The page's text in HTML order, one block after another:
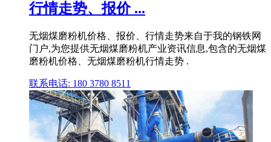
行情走势、报价 ...
无烟煤磨粉机价格、报价、行情走势来自于我的钢铁网
门户,为您提供无烟煤磨粉机产业资讯信息,包含的无烟煤
磨粉机价格、无烟煤磨粉机行情走势 .
联系电话: 180 3780 8511